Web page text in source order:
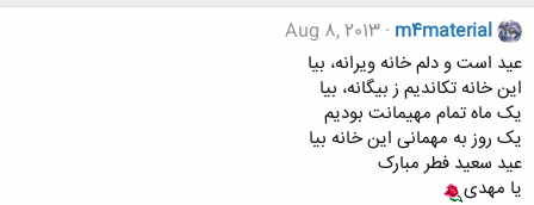
m4material
Aug 8, 2013
عید است و دلم خانه ویرانه، بیا
این خانه تکاندیم ز بیگانه، بیا
یک ماه تمام مهیمانت بودیم
یک روز به مهمانی این خانه بیا
عید سعید فطر مبارک
یا مهدی